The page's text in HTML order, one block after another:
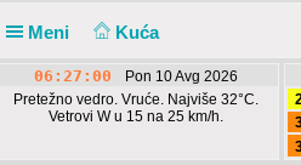
Meni Kuća
06:27:01
Pon 10 Avg 2026
Pretežno vedro. Vruće. Najviše 32°C.
Vetrovi W u 15 na 25 km/h.